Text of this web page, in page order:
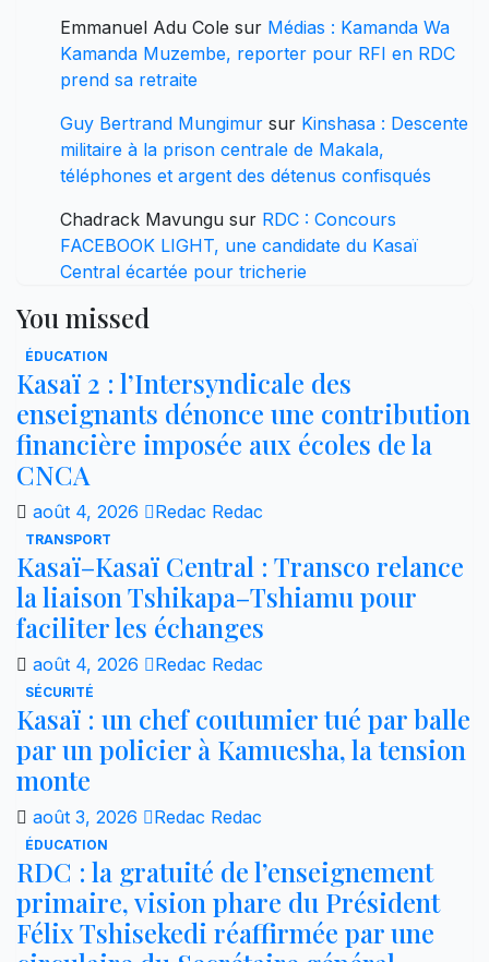
Emmanuel Adu Cole sur Médias : Kamanda Wa
Kamanda Muzembe, reporter pour RFI en RDC
prend sa retraite
Guy Bertrand Mungimur sur Kinshasa : Descente
militaire à la prison centrale de Makala,
téléphones et argent des détenus confisqués
Chadrack Mavungu sur RDC : Concours
FACEBOOK LIGHT, une candidate du Kasaï
Central écartée pour tricherie
You missed
ÉDUCATION
Kasaï 2 : l’Intersyndicale des
enseignants dénonce une contribution
financière imposée aux écoles de la
CNCA
août 4, 2026 Redac Redac
TRANSPORT
Kasaï–Kasaï Central : Transco relance
la liaison Tshikapa–Tshiamu pour
faciliter les échanges
août 4, 2026 Redac Redac
SÉCURITÉ
Kasaï : un chef coutumier tué par balle
par un policier à Kamuesha, la tension
monte
août 3, 2026 Redac Redac
ÉDUCATION
RDC : la gratuité de l’enseignement
primaire, vision phare du Président
Félix Tshisekedi réaffirmée par une